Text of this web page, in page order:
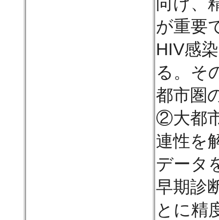
が重要
HIV感
る。そ
都市圏
②大都
連性を
データ
早期診
とに精